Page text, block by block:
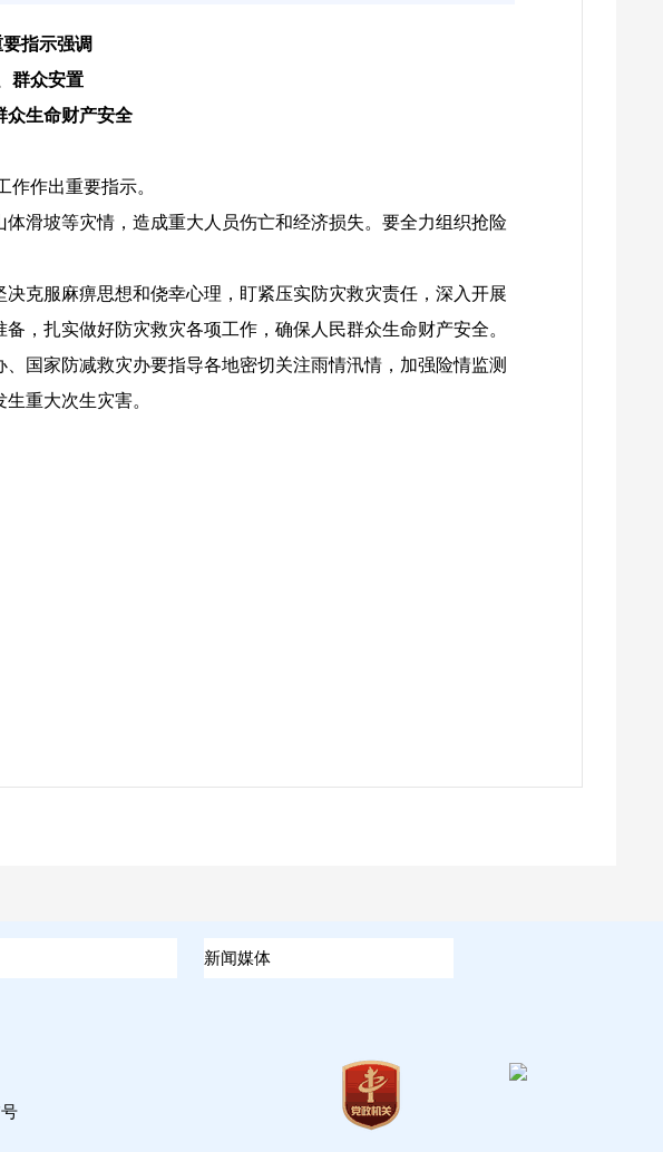
指示强调
群众安置
众生命财产安全
作出重要指示。
滑坡等灾情，造成重大人员伤亡和经济损失。要全力组织抢险
克服麻痹思想和侥幸心理，盯紧压实防灾救灾责任，深入开展
，扎实做好防灾救灾各项工作，确保人民群众生命财产安全。
国家防减救灾办要指导各地密切关注雨情汛情，加强险情监测
重大次生灾害。